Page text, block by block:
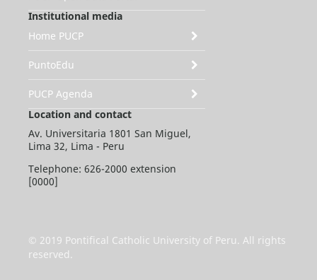
Institutional media
Home PUCP
PuntoEdu
PUCP Agenda
Location and contact
Av. Universitaria 1801 San Miguel,
Lima 32, Lima - Peru
Telephone: 626-2000 extension
[0000]
© 2019 Pontifical Catholic University of Peru. All rights
reserved.